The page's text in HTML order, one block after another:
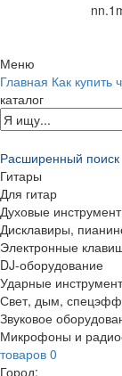
Меню
Главная Как купить
каталог
Расширенный поиск
Гитары
Для гитар
Духовые
Дисклавиры,
Электронные
DJ-оборудование
Ударные
Свет, дым,
Звуковое
Микрофоны и
товаров 0
Город: